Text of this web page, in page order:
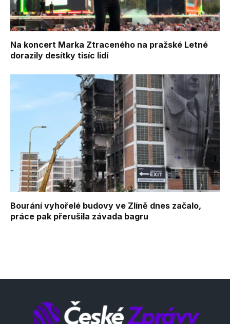
Na koncert Marka Ztraceného na pražské Letné
dorazily desítky tisíc lidí
Bourání vyhořelé budovy ve Zlíně dnes začalo,
práce pak přerušila závada bagru